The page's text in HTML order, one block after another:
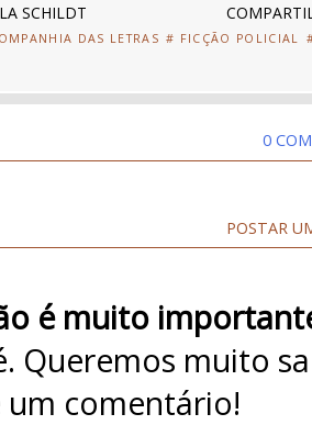
SCHILDT
DAS LETRAS # FICÇÃO POLICIAL
0
POSTAR
é muito
Queremos muito
um comentário!